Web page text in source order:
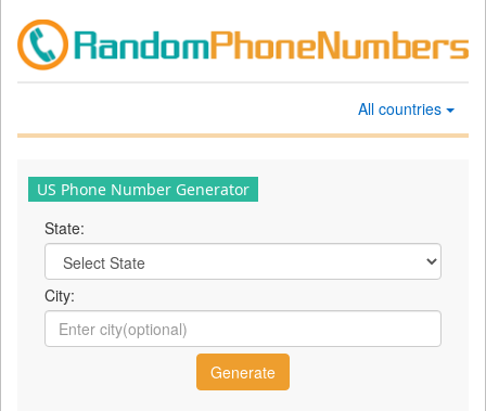
All countries
US Phone Number Generator
State:
City: